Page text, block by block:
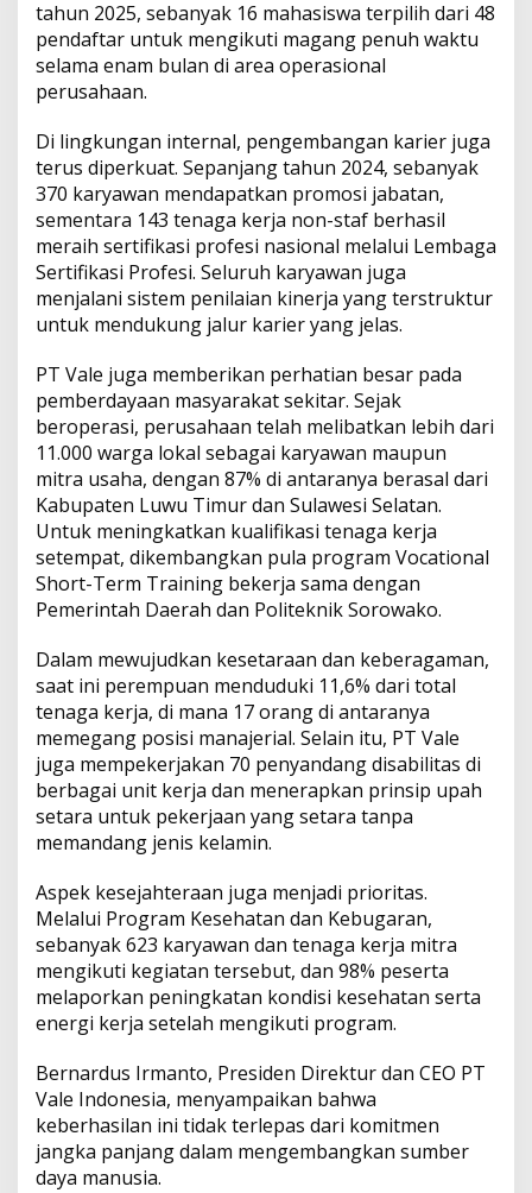
tahun 2025, sebanyak 16 mahasiswa terpilih dari 48
pendaftar untuk mengikuti magang penuh waktu
selama enam bulan di area operasional
perusahaan.
Di lingkungan internal, pengembangan karier juga
terus diperkuat. Sepanjang tahun 2024, sebanyak
370 karyawan mendapatkan promosi jabatan,
sementara 143 tenaga kerja non-staf berhasil
meraih sertifikasi profesi nasional melalui Lembaga
Sertifikasi Profesi. Seluruh karyawan juga
menjalani sistem penilaian kinerja yang terstruktur
untuk mendukung jalur karier yang jelas.
PT Vale juga memberikan perhatian besar pada
pemberdayaan masyarakat sekitar. Sejak
beroperasi, perusahaan telah melibatkan lebih dari
11.000 warga lokal sebagai karyawan maupun
mitra usaha, dengan 87% di antaranya berasal dari
Kabupaten Luwu Timur dan Sulawesi Selatan.
Untuk meningkatkan kualifikasi tenaga kerja
setempat, dikembangkan pula program Vocational
Short-Term Training bekerja sama dengan
Pemerintah Daerah dan Politeknik Sorowako.
Dalam mewujudkan kesetaraan dan keberagaman,
saat ini perempuan menduduki 11,6% dari total
tenaga kerja, di mana 17 orang di antaranya
memegang posisi manajerial. Selain itu, PT Vale
juga mempekerjakan 70 penyandang disabilitas di
berbagai unit kerja dan menerapkan prinsip upah
setara untuk pekerjaan yang setara tanpa
memandang jenis kelamin.
Aspek kesejahteraan juga menjadi prioritas.
Melalui Program Kesehatan dan Kebugaran,
sebanyak 623 karyawan dan tenaga kerja mitra
mengikuti kegiatan tersebut, dan 98% peserta
melaporkan peningkatan kondisi kesehatan serta
energi kerja setelah mengikuti program.
Bernardus Irmanto, Presiden Direktur dan CEO PT
Vale Indonesia, menyampaikan bahwa
keberhasilan ini tidak terlepas dari komitmen
jangka panjang dalam mengembangkan sumber
daya manusia.